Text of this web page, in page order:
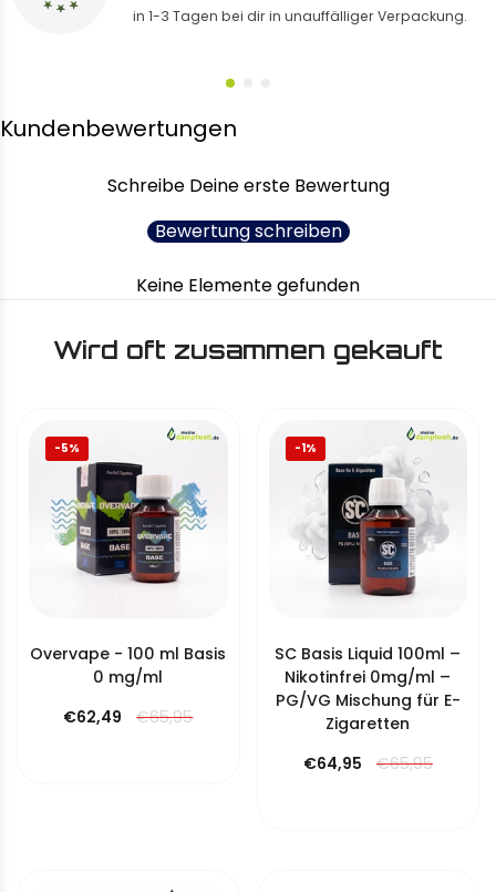
in 1-3 Tagen bei dir in unauffälliger Verpackung.
Kundenbewertungen
Schreibe Deine erste Bewertung
Bewertung schreiben
Keine Elemente gefunden
Wird oft zusammen gekauft
-5%
Overvape - 100 ml Basis
0 mg/ml
€62,49
€65,95
-1%
SC Basis Liquid 100ml –
Nikotinfrei 0mg/ml –
PG/VG Mischung für E-
Zigaretten
€64,95
€65,95